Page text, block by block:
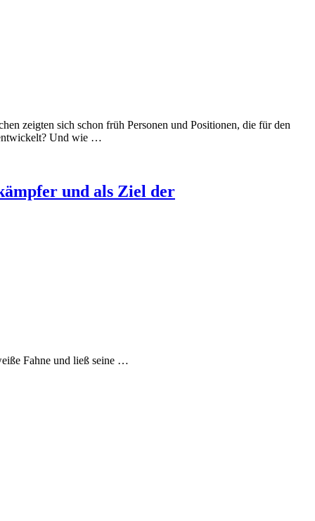
zeigten sich schon früh Personen und Positionen, die für den
Und wie …
und als Ziel der
Fahne und ließ seine …